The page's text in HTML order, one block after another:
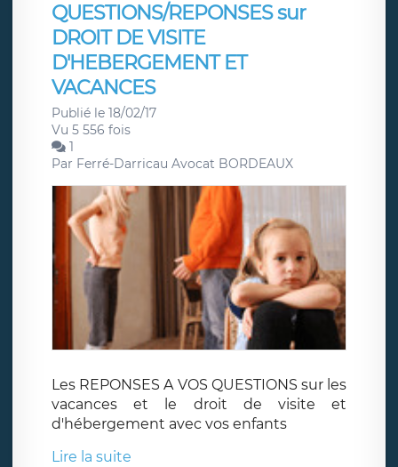
QUESTIONS/REPONSES sur
DROIT DE VISITE
D'HEBERGEMENT ET
VACANCES
Publié le 18/02/17
Vu 5 556 fois
1
Par Ferré-Darricau Avocat BORDEAUX
Les REPONSES A VOS QUESTIONS sur les
vacances et le droit de visite et
d'hébergement avec vos enfants
Lire la suite